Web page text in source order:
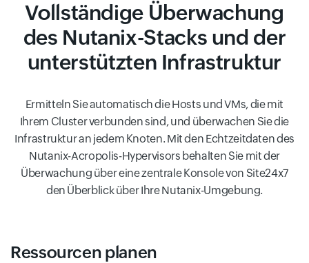
Vollständige Überwachung
des Nutanix-Stacks und der
unterstützten Infrastruktur
Ermitteln Sie automatisch die Hosts und VMs, die mit
Ihrem Cluster verbunden sind, und überwachen Sie die
Infrastruktur an jedem Knoten. Mit den Echtzeitdaten des
Nutanix-Acropolis-Hypervisors behalten Sie mit der
Überwachung über eine zentrale Konsole von Site24x7
den Überblick über Ihre Nutanix-Umgebung.
Ressourcen planen